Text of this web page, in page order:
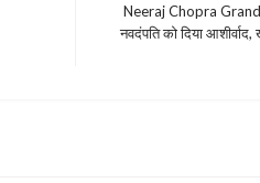
Next
Neeraj Chopra Grand
नवदंपति को दिया